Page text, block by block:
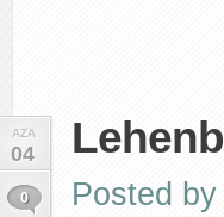
AZA
04
0 Posted by